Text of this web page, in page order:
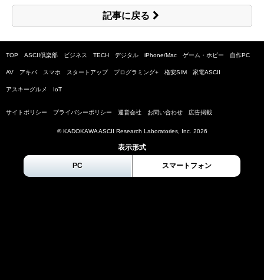
記事に戻る
TOP ASCII倶楽部 ビジネス TECH デジタル iPhone/Mac ゲーム・ホビー 自作PC
AV アキバ スマホ スタートアップ プログラミング+ 格安SIM 家電ASCII
アスキーグルメ IoT
サイトポリシー プライバシーポリシー 運営会社 お問い合わせ 広告掲載
© KADOKAWA ASCII Research Laboratories, Inc. 2026
表示形式
PC スマートフォン